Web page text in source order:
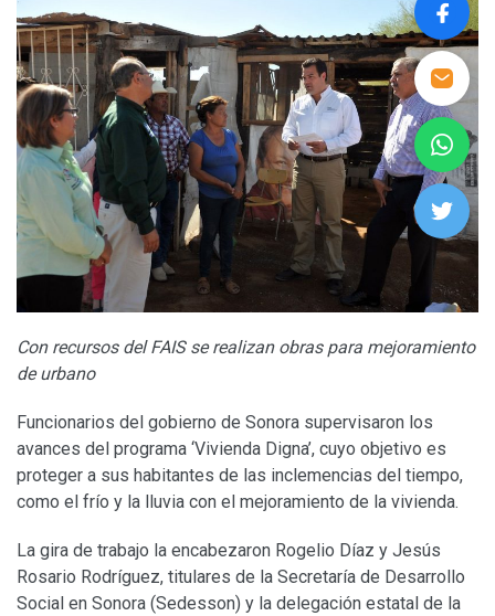
Con recursos del FAIS se realizan obras para mejoramiento
de urbano
Funcionarios del gobierno de Sonora supervisaron los
avances del programa ‘Vivienda Digna’, cuyo objetivo es
proteger a sus habitantes de las inclemencias del tiempo,
como el frío y la lluvia con el mejoramiento de la vivienda.
La gira de trabajo la encabezaron Rogelio Díaz y Jesús
Rosario Rodríguez, titulares de la Secretaría de Desarrollo
Social en Sonora (Sedesson) y la delegación estatal de la